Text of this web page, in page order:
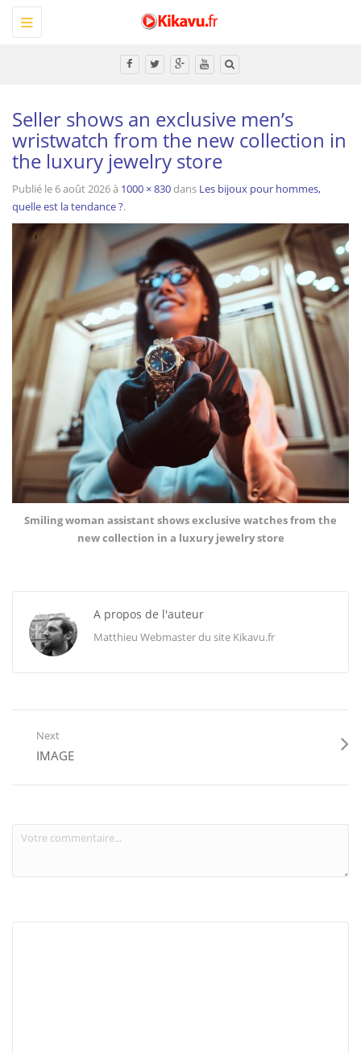
Toggle
navigation
Seller shows an exclusive men’s
wristwatch from the new collection in
the luxury jewelry store
Publié le6 août 2026à 1000 × 830dans Les bijoux pour hommes,
quelle est la tendance ?.
Smiling woman assistant shows exclusive watches from the
new collection in a luxury jewelry store
A propos de l'auteur
Matthieu Webmaster du site Kikavu.fr
Next
IMAGE